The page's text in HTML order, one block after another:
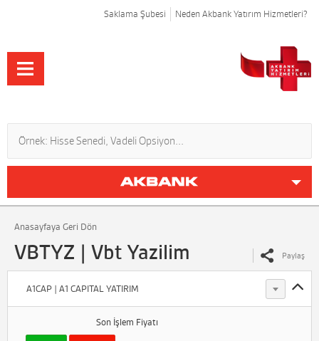
Saklama Şubesi Neden Akbank Yatırım Hizmetleri?
Anasayfaya Geri Dön
VBTYZ | Vbt Yazilim Paylaş
A1CAP | A1 CAPITAL YATIRIM
Son İşlem Fiyatı